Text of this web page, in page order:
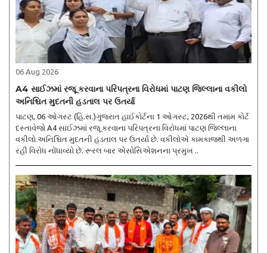
06 Aug 2026
A4 સાઈઝમાં રજૂ કરવાના પરિપત્રના વિરોધમાં પાટણ જિલ્લાના વકીલો
અનિશ્ચિત મુદતની હડતાલ પર ઉતર્યા
પાટણ, 06 ઓગસ્ટ (હિ.સ.)ગુજરાત હાઈકોર્ટના 1 ઓગસ્ટ, 2026થી તમામ કોર્ટ
દસ્તાવેજો A4 સાઈઝમાં રજૂ કરવાના પરિપત્રના વિરોધમાં પાટણ જિલ્લાના
વકીલો અનિશ્ચિત મુદતની હડતાલ પર ઉતર્યા છે. વકીલોએ કામકાજથી અળગા
રહી વિરોધ નોંધાવ્યો છે. રૂરલ બાર એસોસિએશનના પ્રમુખ ..